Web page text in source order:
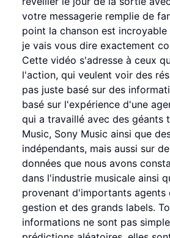
votre messagerie remplie de
point la chanson est
je vais vous dire exactement
Cette vidéo s'adresse à ceux
l'action, qui veulent voir des
pas juste basé sur des
basé sur l'expérience d'une
qui a travaillé avec des géants
Music, Sony Music ainsi que
indépendants, mais aussi sur
données que nous avons
dans l'industrie musicale ainsi
provenant d'importants agents
gestion et des grands labels.
informations ne sont pas